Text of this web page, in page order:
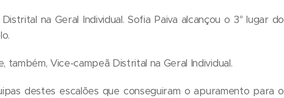
na Geral Individual. Sofia Paiva alcançou o 3° lugar do
Vice-campeã Distrital na Geral Individual.
destes escalões que conseguiram o apuramento para o